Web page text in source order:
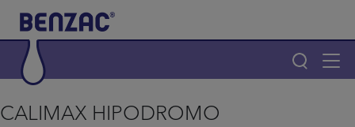
Skip to main content
Main navigation
CALIMAX HIPODROMO